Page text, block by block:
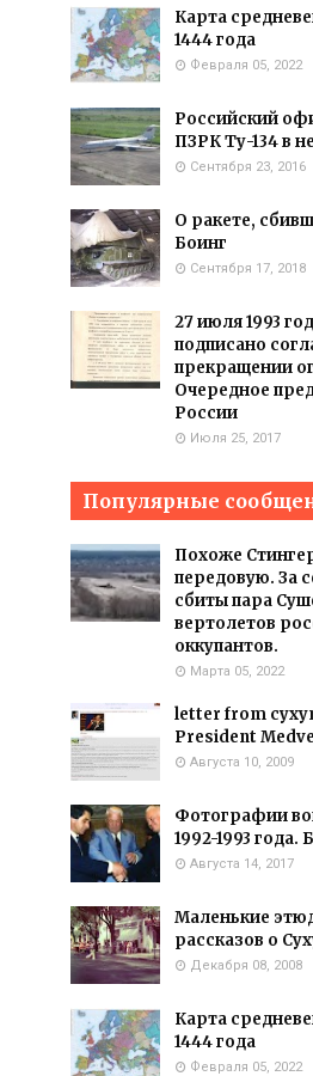
Карта
1444 года
Февраля 05, 2022
Российский
ПЗРК Ту-134 в
Сентября 23, 2016
О ракете,
Боинг
Сентября 17, 2018
27 июля 1993
подписано
прекращении
Очередное
России
Июля 25, 2017
Популярные
Похоже
передовую. За
сбиты пара
вертолетов
оккупантов.
Марта 05, 2022
letter from
President
Августа 10, 2009
Фотографии
1992-1993
Августа 14, 2017
Маленькие
рассказов о
Декабря 08, 2008
Карта
1444 года
Февраля 05, 2022